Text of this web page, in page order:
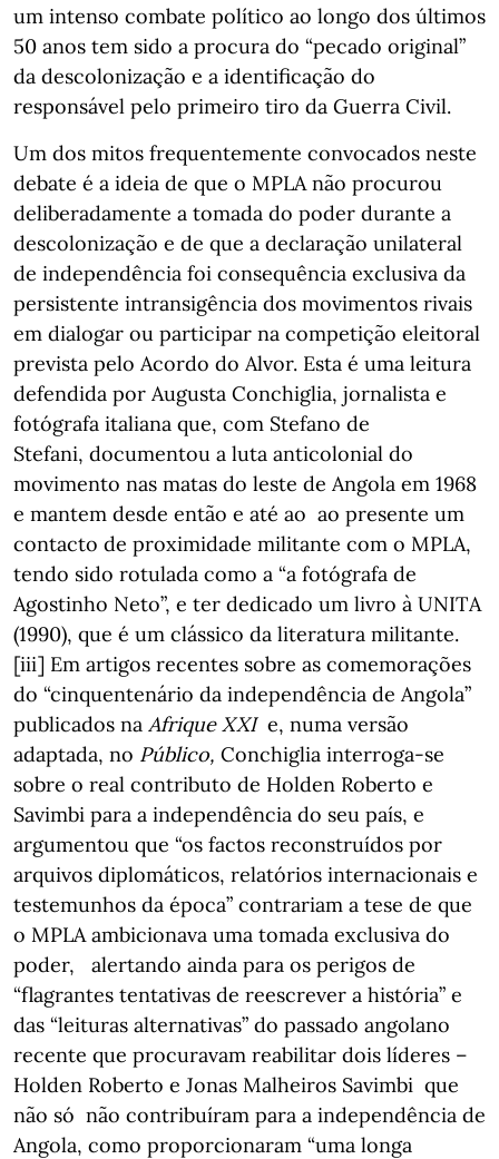
um intenso combate político ao longo dos últimos
50 anos tem sido a procura do “pecado original”
da descolonização e a identificação do
responsável pelo primeiro tiro da Guerra Civil.
Um dos mitos frequentemente convocados neste
debate é a ideia de que o MPLA não procurou
deliberadamente a tomada do poder durante a
descolonização e de que a declaração unilateral
de independência foi consequência exclusiva da
persistente intransigência dos movimentos rivais
em dialogar ou participar na competição eleitoral
prevista pelo Acordo do Alvor. Esta é uma leitura
defendida por Augusta Conchiglia, jornalista e
fotógrafa italiana que, com Stefano de
Stefani, documentou a luta anticolonial do
movimento nas matas do leste de Angola em 1968
e mantem desde então e até ao ao presente um
contacto de proximidade militante com o MPLA,
tendo sido rotulada como a “a fotógrafa de
Agostinho Neto”, e ter dedicado um livro à UNITA
(1990), que é um clássico da literatura militante.
[iii] Em artigos recentes sobre as comemorações
do “cinquentenário da independência de Angola”
publicados na Afrique XXIe, numa versão
adaptada, no Público, Conchiglia interroga-se
sobre o real contributo de Holden Roberto e
Savimbi para a independência do seu país, e
argumentou que “os factos reconstruídos por
arquivos diplomáticos, relatórios internacionais e
testemunhos da época” contrariam a tese de que
o MPLA ambicionava uma tomada exclusiva do
poder, alertando ainda para os perigos de
“flagrantes tentativas de reescrever a história” e
das “leituras alternativas” do passado angolano
recente que procuravam reabilitar dois líderes –
Holden Roberto e Jonas Malheiros Savimbi que
não só não contribuíram para a independência de
Angola, como proporcionaram “uma longa